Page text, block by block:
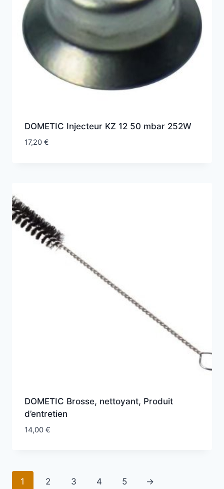
DOMETIC Injecteur KZ 12 50 mbar 252W
17,20 €
DOMETIC Brosse, nettoyant, Produit
d’entretien
14,00 €
1 2 3 4 5 →